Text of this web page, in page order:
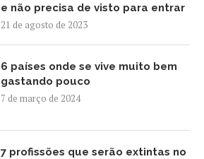
e não precisa de visto para entrar
21 de agosto de 2023
6 países onde se vive muito bem
gastando pouco
7 de março de 2024
7 profissões que serão extintas no